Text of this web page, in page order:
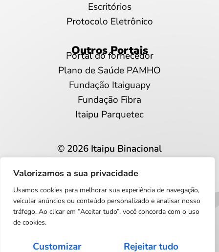
Valorizamos a sua privacidade
Usamos cookies para melhorar sua experiência de navegação,
veicular anúncios ou conteúdo personalizado e analisar nosso
tráfego. Ao clicar em “Aceitar tudo”, você concorda com o uso
de cookies.
Customizar Rejeitar tudo
Escritórios
Protocolo Eletrônico
Outros Portais
Portal do fornecedor
Plano de Saúde PAMHO
Fundação Itaiguapy
Fundação Fibra
Itaipu Parquetec
© 2026 Itaipu Binacional
Privacidade e proteção de dados
Português